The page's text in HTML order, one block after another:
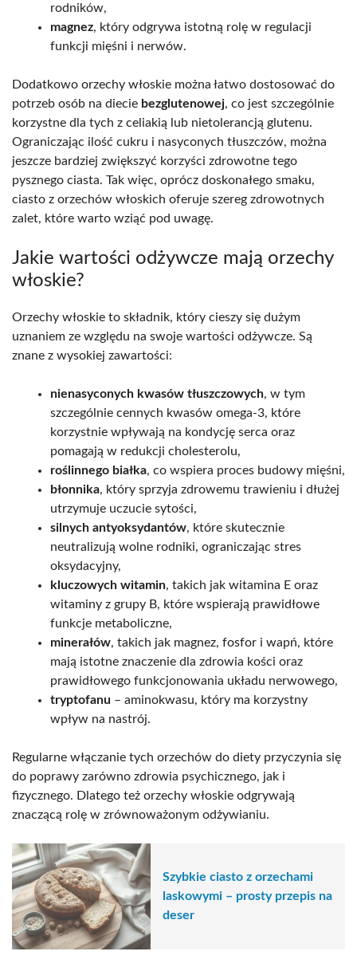
rodników,
magnez, który odgrywa istotną rolę w regulacji
funkcji mięśni i nerwów.
Dodatkowo orzechy włoskie można łatwo dostosować do
potrzeb osób na diecie bezglutenowej, co jest szczególnie
korzystne dla tych z celiakią lub nietolerancją glutenu.
Ograniczając ilość cukru i nasyconych tłuszczów, można
jeszcze bardziej zwiększyć korzyści zdrowotne tego
pysznego ciasta. Tak więc, oprócz doskonałego smaku,
ciasto z orzechów włoskich oferuje szereg zdrowotnych
zalet, które warto wziąć pod uwagę.
Jakie wartości odżywcze mają orzechy
włoskie?
Orzechy włoskie to składnik, który cieszy się dużym
uznaniem ze względu na swoje wartości odżywcze. Są
znane z wysokiej zawartości:
nienasyconych kwasów tłuszczowych, w tym
szczególnie cennych kwasów omega-3, które
korzystnie wpływają na kondycję serca oraz
pomagają w redukcji cholesterolu,
roślinnego białka, co wspiera proces budowy mięśni,
błonnika, który sprzyja zdrowemu trawieniu i dłużej
utrzymuje uczucie sytości,
silnych antyoksydantów, które skutecznie
neutralizują wolne rodniki, ograniczając stres
oksydacyjny,
kluczowych witamin, takich jak witamina E oraz
witaminy z grupy B, które wspierają prawidłowe
funkcje metaboliczne,
minerałów, takich jak magnez, fosfor i wapń, które
mają istotne znaczenie dla zdrowia kości oraz
prawidłowego funkcjonowania układu nerwowego,
tryptofanu – aminokwasu, który ma korzystny
wpływ na nastrój.
Regularne włączanie tych orzechów do diety przyczynia się
do poprawy zarówno zdrowia psychicznego, jak i
fizycznego. Dlatego też orzechy włoskie odgrywają
znaczącą rolę w zrównoważonym odżywianiu.
Szybkie ciasto z orzechami
laskowymi – prosty przepis na
deser